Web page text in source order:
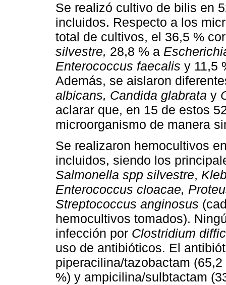
Se realizó cultivo de bilis en
incluidos. Respecto a los
total de cultivos, el 36,5 %
silvestre, 28,8 % a
Enterococcus faecalis y 11,5
Además, se aislaron
albicans, Candida glabrata y
aclarar que, en 15 de estos
microorganismo de manera
Se realizaron hemocultivos
incluidos, siendo los
Salmonella spp silvestre,
Enterococcus cloacae,
Streptococcus anginosus
hemocultivos tomados).
infección por Clostridium
uso de antibióticos. El
piperacilina/tazobactam
%) y ampicilina/sulbtactam